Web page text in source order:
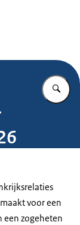
voor een
een zogeheten